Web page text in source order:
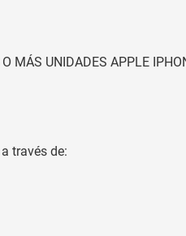
MÁS UNIDADES APPLE
través de: